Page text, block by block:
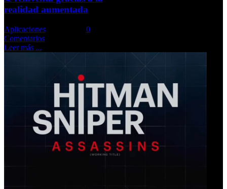
realidad aumentada
Aplicaciones
0
Comentarios
Leer más ...